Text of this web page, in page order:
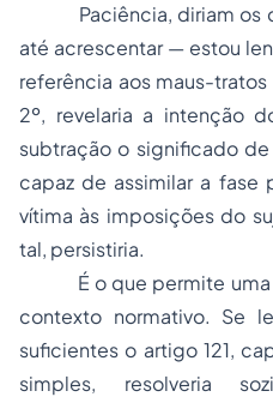
Paciência, diriam os
até acrescentar — estou
referência aos maus-
2º, revelaria a intenção
subtração o significado
capaz de assimilar a fase
vítima às imposições do
tal, persistiria.
É o que permite uma
contexto normativo. Se
suficientes o artigo 121,
simples, resolveria